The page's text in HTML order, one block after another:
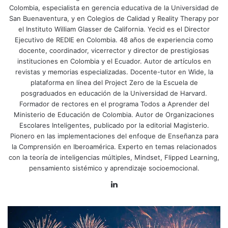
“conocimiento poderoso”: ideas, conceptos y
procedimientos validados socialmente que permiten ir más
allá de la experiencia inmediata. Deng (2022) propone,
precisamente, currículos ricos en conocimiento como
alternativa a aquellos dominados por el foco de las
competencias, argumentando que sin arquitecturas
conceptuales robustas es ilusoria la transferencia que
prometen los CPC. Incluso críticos de Young, como John
White (2019) , confirman, desde la acera de enfrente, que
el terreno conceptual de competencia y conocimiento
poderoso es inestable, lo que refuerza la necesidad de
debatir con rigor epistemológico antes de rediseñar
currículos enteros basados en competencias.
Desde la investigación aplicada y los
documentado problemas prácticos cuando los sistemas se
mueven hacia competencias desconectadas del
Colombia, especialista en gerencia educativa de la Universidad de
San Buenaventura, y en Colegios de Calidad y Reality Therapy por
el Instituto William Glasser de California. Yecid es el Director
Ejecutivo de REDIE en Colombia. 48 años de experiencia como
docente, coordinador, vicerrector y director de prestigiosas
instituciones en Colombia y el Ecuador. Autor de artículos en
revistas y memorias especializadas. Docente-tutor en Wide, la
plataforma en línea del Project Zero de la Escuela de
posgraduados en educación de la Universidad de Harvard.
Formador de rectores en el programa Todos a Aprender del
Ministerio de Educación de Colombia. Autor de Organizaciones
Escolares Inteligentes, publicado por la editorial Magisterio.
Pionero en las implementaciones del enfoque de Enseñanza para
la Comprensión en Iberoamérica. Experto en temas relacionados
con la teoría de inteligencias múltiples, Mindset, Flipped Learning,
pensamiento sistémico y aprendizaje socioemocional.